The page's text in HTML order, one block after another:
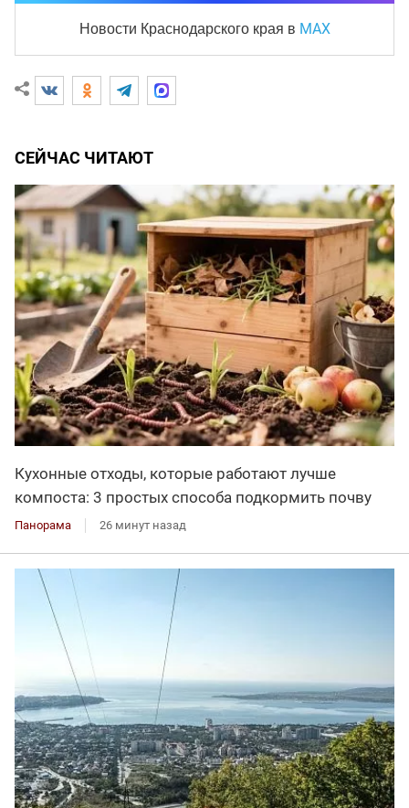
Новости Краснодарского края в MAX
СЕЙЧАС ЧИТАЮТ
Кухонные отходы, которые работают лучше
компоста: 3 простых способа подкормить почву
Панорама 26 минут назад